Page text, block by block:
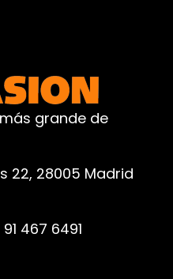
grande de
22, 28005 Madrid
91 467 6491